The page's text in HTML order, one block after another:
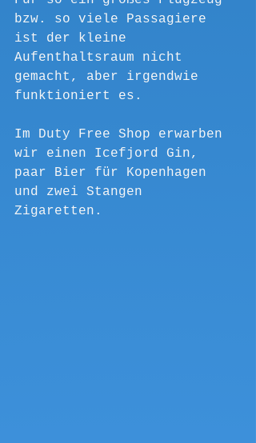
bzw. so viele Passagiere
ist der kleine
Aufenthaltsraum nicht
gemacht, aber irgendwie
funktioniert es.
Im Duty Free Shop erwarben
wir einen Icefjord Gin,
paar Bier für Kopenhagen
und zwei Stangen
Zigaretten.